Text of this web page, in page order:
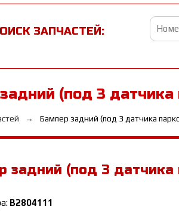
ЗАПЧАСТЕЙ:
(под 3 датчика
Бампер задний (под 3 датчика
задний (под 3 датчика
B2804111